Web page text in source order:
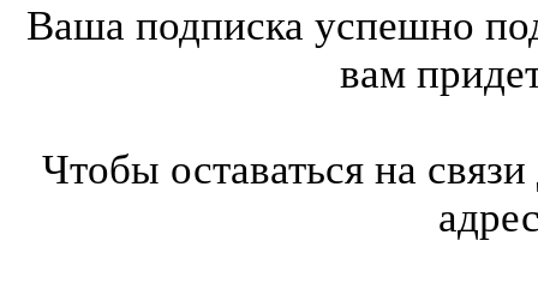
Ваша подписка успешно
вам
Чтобы оставаться на